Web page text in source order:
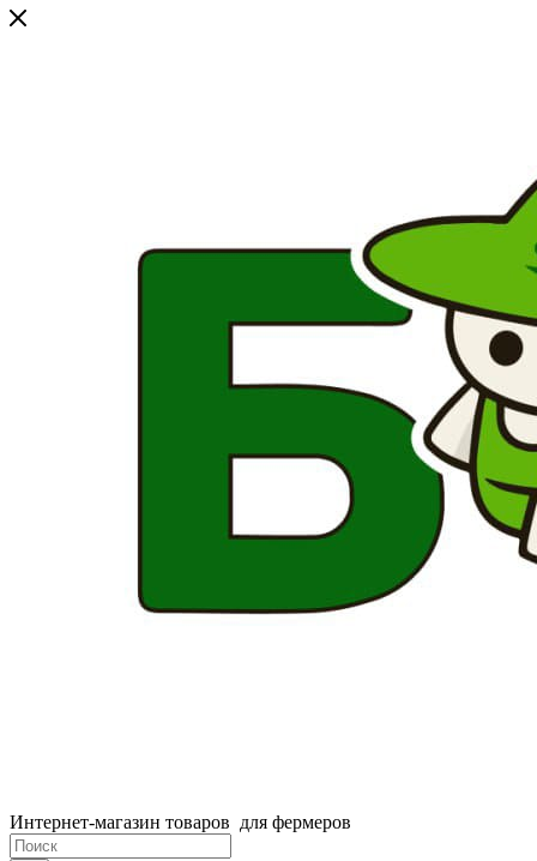
Интернет-магазин товаров для фермеров